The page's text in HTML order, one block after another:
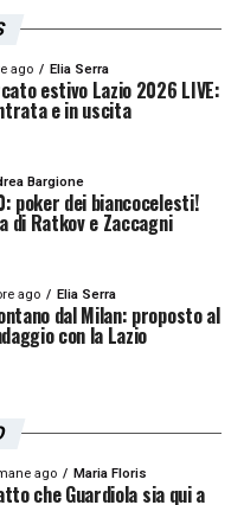
difficoltà i
TOP NEWS
ago Elia Serra
estivo Lazio 2026 LIVE:
e in uscita
Bargione
poker dei biancocelesti!
di Ratkov e Zaccagni
ago Elia Serra
dal Milan: proposto al
con la Lazio
ago Maria Floris
che Guardiola sia qui a